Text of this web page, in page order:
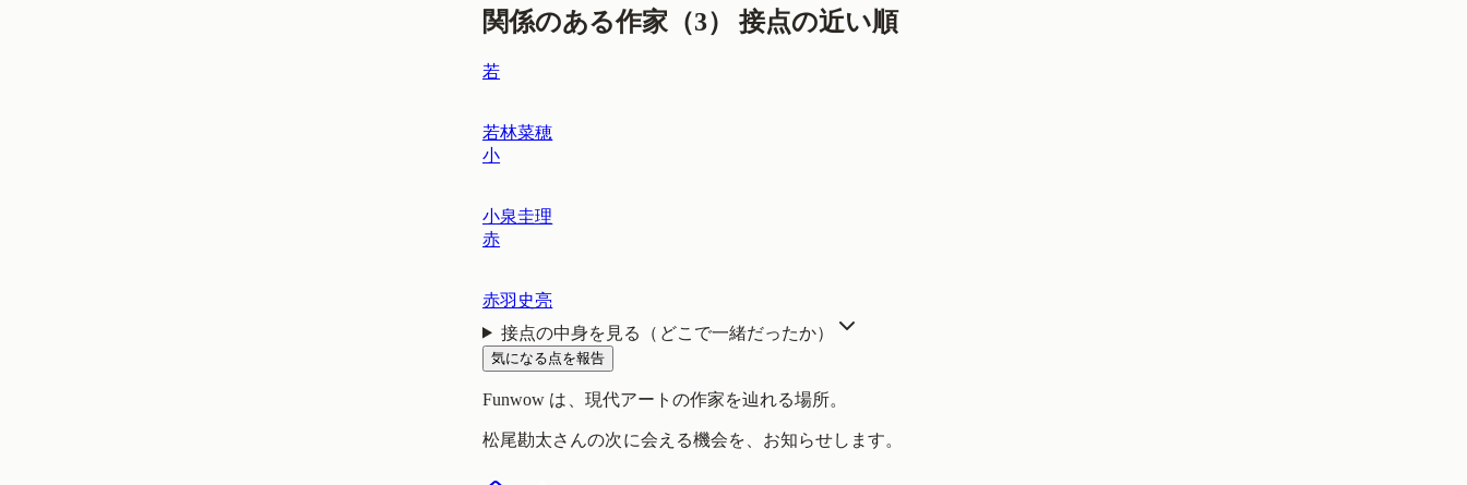
関係のある作家（3） 接点の近い順
若
若林菜穂
小
小泉圭理
赤
赤羽史亮
接点の中身を見る（どこで一緒だったか）
気になる点を報告
Funwow は、現代アートの作家を辿れる場所。
松尾勘太さんの次に会える機会を、お知らせします。